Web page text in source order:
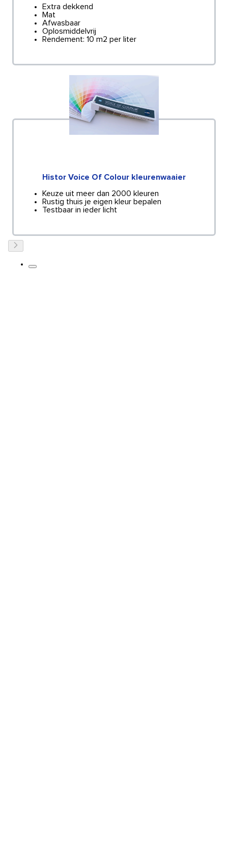
Extra dekkend
Mat
Afwasbaar
Oplosmiddelvrij
Rendement: 10 m2 per liter
Histor Voice Of Colour kleurenwaaier
Keuze uit meer dan 2000 kleuren
Rustig thuis je eigen kleur bepalen
Testbaar in ieder licht